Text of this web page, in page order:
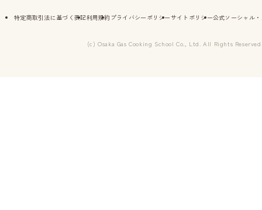
特定商取引法に基づく表記利用規約 プライバシーポリシーサイトポリシー公式ソーシャル
(c) Osaka Gas Cooking School Co., Ltd. All Rights